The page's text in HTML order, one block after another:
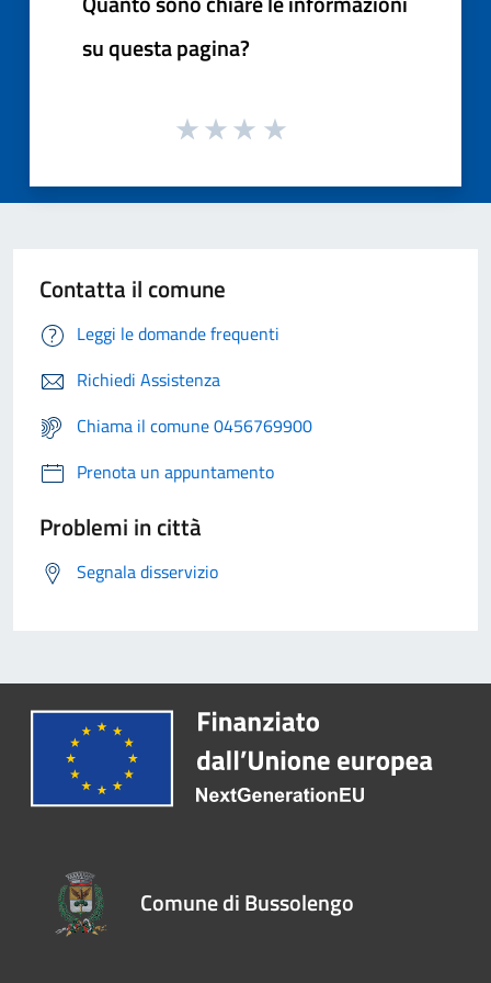
su questa pagina?
Contatta il comune
Leggi le domande frequenti
Richiedi Assistenza
Chiama il comune 0456769900
Prenota un appuntamento
Problemi in città
Segnala disservizio
Comune di Bussolengo